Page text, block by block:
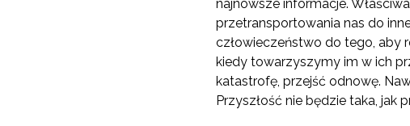
najnowsze informacje.
przetransportowania nas do
człowieczeństwo do tego, aby
kiedy towarzyszymy im w ich
katastrofę, przejść odnowę.
Przyszłość nie będzie taka, jak